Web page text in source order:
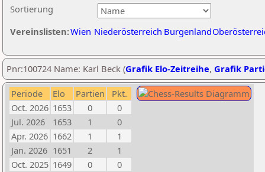
Sortierung
Vereinslisten:Wien Niederösterreich Burgenland
Pnr:100724 Name: Karl Beck (Grafik Elo-Zeitreihe, Grafik
Periode Elo Partien
Pkt.
Oct. 2026 1653 0
0
Jul. 2026
1653 1
0
Apr. 2026 1662 1
1
Jan. 2026 1651 2
1
Oct. 2025 1649 0
0